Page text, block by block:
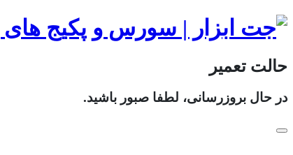
حالت تعمیر
در حال بروزرسانی، لطفا صبور باشید.